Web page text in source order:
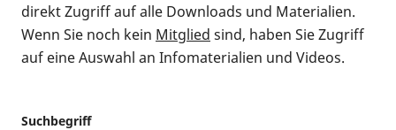
direkt Zugriff auf alle Downloads und Materialien.
Wenn Sie noch kein Mitglied sind, haben Sie Zugriff
auf eine Auswahl an Infomaterialien und Videos.
Suchbegriff